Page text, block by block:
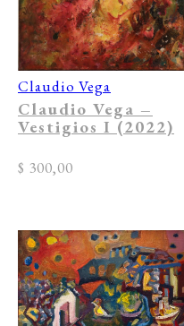
Claudio Vega
Claudio Vega –
Vestigios I (2022)
$ 300,00